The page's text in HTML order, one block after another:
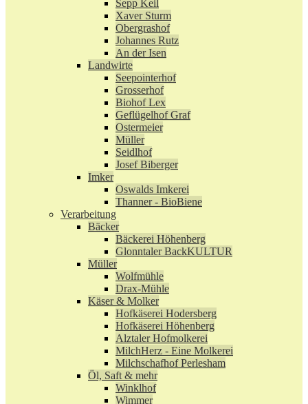
Sepp Keil
Xaver Sturm
Obergrashof
Johannes Rutz
An der Isen
Landwirte
Seepointerhof
Grosserhof
Biohof Lex
Geflügelhof Graf
Ostermeier
Müller
Seidlhof
Josef Biberger
Imker
Oswalds Imkerei
Thanner - BioBiene
Verarbeitung
Bäcker
Bäckerei Höhenberg
Glonntaler BackKULTUR
Müller
Wolfmühle
Drax-Mühle
Käser & Molker
Hofkäserei Hodersberg
Hofkäserei Höhenberg
Alztaler Hofmolkerei
MilchHerz - Eine Molkerei
Milchschafhof Perlesham
Öl, Saft & mehr
Winklhof
Wimmer